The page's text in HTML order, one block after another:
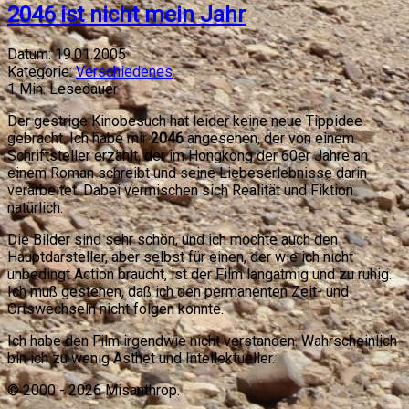
2046 ist nicht mein Jahr
Datum: 19.01.2005
Kategorie: Verschiedenes
1Min. Lesedauer
Der gestrige Kinobesuch hat leider keine neue Tippidee
gebracht. Ich habe mir2046angesehen, der von einem
Schriftsteller erzählt, der im Hongkong der 60er Jahre an
einem Roman schreibt und seine Liebeserlebnisse darin
verarbeitet. Dabei vermischen sich Realität und Fiktion
natürlich.
Die Bilder sind sehr schön, und ich mochte auch den
Hauptdarsteller, aber selbst für einen, der wie ich nicht
unbedingt Action braucht, ist der Film langatmig und zu ruhig.
Ich muß gestehen, daß ich den permanenten Zeit- und
Ortswechseln nicht folgen konnte.
Ich habe den Film irgendwie nicht verstanden. Wahrscheinlich
bin ich zu wenig Ästhet und Intellektueller.
© 2000 -2026Misanthrop.